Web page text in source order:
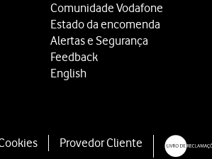
Comunidade Vodafone
Estado da encomenda
Alertas e Segurança
Feedback
English
Provedor Cliente